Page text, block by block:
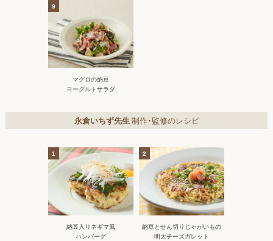
9
マグロの納豆
ヨーグルトサラダ
永倉いちず先生制作・監修のレシピ
1
納豆入りネギマ風
ハンバーグ
2
納豆とせん切りじゃがいもの
明太チーズガレット